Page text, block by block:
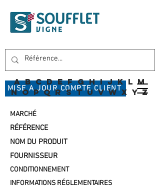
MISE A JOUR COMPTE CLIENT
A B C D E F G H I J K L M
N O P Q R S T U V W X Y Z
MARCHÉ
RÉFÉRENCE
NOM DU PRODUIT
FOURNISSEUR
CONDITIONNEMENT
INFORMATIONS RÉGLEMENTAIRES